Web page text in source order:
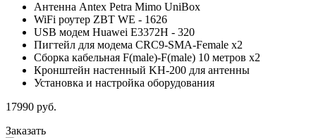
Антенна Antex Petra Mimo UniBox
WiFi роутер ZBT WE - 1626
USB модем Huawei E3372H - 320
Пигтейл для модема CRC9-SMA-Female x2
Сборка кабельная F(male)-F(male) 10 метров x2
Кронштейн настенный KH-200 для антенны
Установка и настройка оборудования
17990 руб.
Заказать